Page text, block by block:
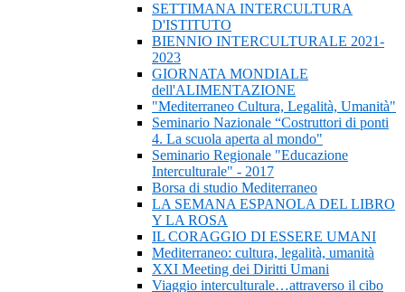
SETTIMANA INTERCULTURA
D'ISTITUTO
BIENNIO INTERCULTURALE 2021-
2023
GIORNATA MONDIALE
dell'ALIMENTAZIONE
"Mediterraneo Cultura, Legalità, Umanità"
Seminario Nazionale “Costruttori di ponti
4. La scuola aperta al mondo"
Seminario Regionale "Educazione
Interculturale" - 2017
Borsa di studio Mediterraneo
LA SEMANA ESPANOLA DEL LIBRO
Y LA ROSA
IL CORAGGIO DI ESSERE UMANI
Mediterraneo: cultura, legalità, umanità
XXI Meeting dei Diritti Umani
Viaggio interculturale…attraverso il cibo